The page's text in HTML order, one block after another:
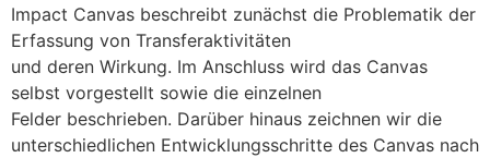
Impact Canvas beschreibt zunächst die Problematik der
Erfassung von Transferaktivitäten
und deren Wirkung. Im Anschluss wird das Canvas
selbst vorgestellt sowie die einzelnen
Felder beschrieben. Darüber hinaus zeichnen wir die
unterschiedlichen Entwicklungsschritte des Canvas nach